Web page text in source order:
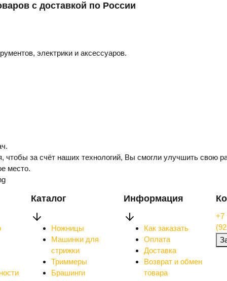
с доставкой по России
электрики и аксессуаров.
чтобы за счёт наших технологий, Вы смогли улучшить свою
место.
Каталог
Ножницы
Машинки для
стрижки
Триммеры
Брашинги
Информация
Как заказать
Оплата
Доставка
Возврат и обмен
товара
+7